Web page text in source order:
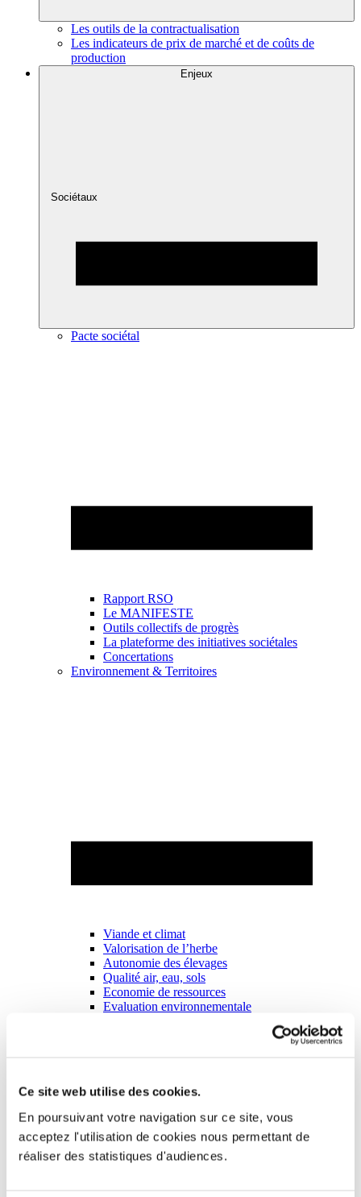
Ce site web utilise des cookies.
En poursuivant votre navigation sur ce site, vous
acceptez l'utilisation de cookies nous permettant de
réaliser des statistiques d'audiences.
Les outils de la contractualisation
Les indicateurs de prix de marché et de coûts de
production
Enjeux
Sociétaux
Pacte sociétal
Rapport RSO
Le MANIFESTE
Outils collectifs de progrès
La plateforme des initiatives sociétales
Concertations
Environnement & Territoires
Viande et climat
Valorisation de l’herbe
Autonomie des élevages
Qualité air, eau, sols
Economie de ressources
Evaluation environnementale